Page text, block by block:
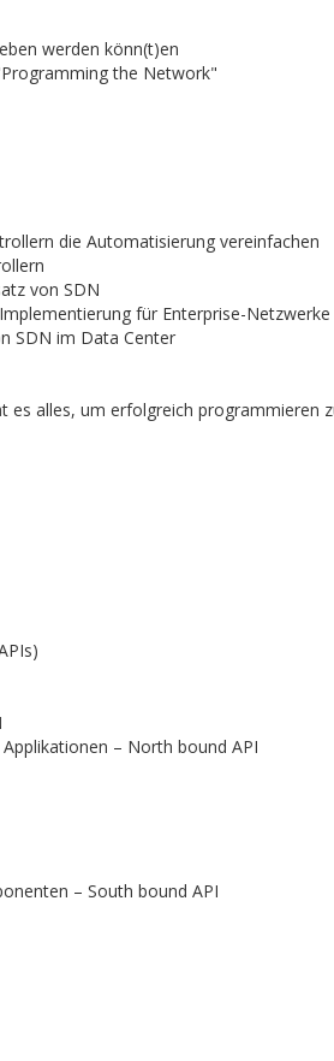
werden könn(t)en
the Network"
die Automatisierung vereinfachen
von SDN
für Enterprise-Netzwerke
SDN im Data Center
es alles, um erfolgreich programmieren
– North bound API
– South bound API